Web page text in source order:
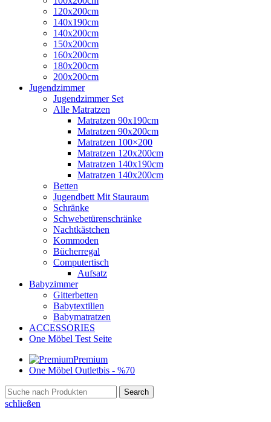
120x200cm
140x190cm
140x200cm
150x200cm
160x200cm
180x200cm
200x200cm
Jugendzimmer
Jugendzimmer Set
Alle Matratzen
Matratzen 90x190cm
Matratzen 90x200cm
Matratzen 100×200
Matratzen 120x200cm
Matratzen 140x190cm
Matratzen 140x200cm
Betten
Jugendbett Mit Stauraum
Schränke
Schwebetürenschränke
Nachtkästchen
Kommoden
Bücherregal
Computertisch
Aufsatz
Babyzimmer
Gitterbetten
Babytextilien
Babymatratzen
ACCESSORIES
One Möbel Test Seite
Premium
One Möbel Outletbis - %70
Search
schließen